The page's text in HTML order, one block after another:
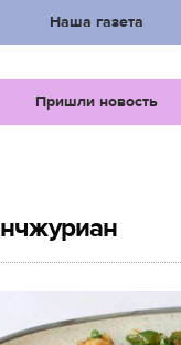
Наша газета
Пришли новость